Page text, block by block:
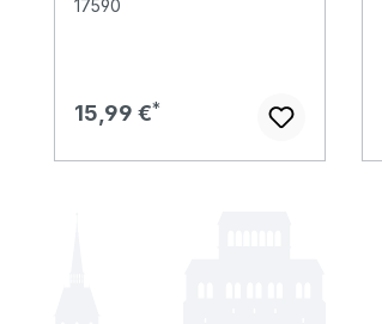
17590
Regulärer Preis:
15,99 €